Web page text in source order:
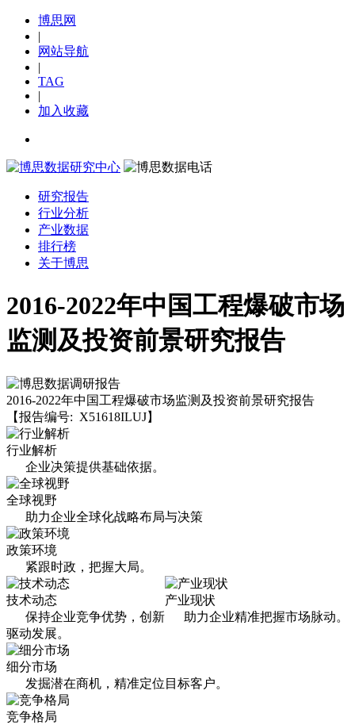
博思网
|
网站导航
|
TAG
|
加入收藏
研究报告
行业分析
产业数据
排行榜
关于博思
2016-2022年中国工程爆破市场
监测及投资前景研究报告
2016-2022年中国工程爆破市场监测及投资前景研究报告
【报告编号: X51618ILUJ】
行业解析
企业决策提供基础依据。
全球视野
助力企业全球化战略布局与决策
政策环境
紧跟时政，把握大局。
产业现状
助力企业精准把握市场脉动。
技术动态
保持企业竞争优势，创新
驱动发展。
细分市场
发掘潜在商机，精准定位目标客户。
竞争格局